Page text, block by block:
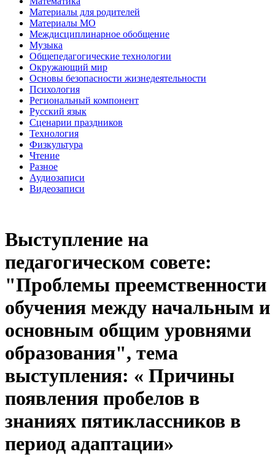
Материалы для родителей
Материалы МО
Междисциплинарное обобщение
Музыка
Общепедагогические технологии
Окружающий мир
Основы безопасности жизнедеятельности
Психология
Региональный компонент
Русский язык
Сценарии праздников
Технология
Физкультура
Чтение
Разное
Аудиозаписи
Видеозаписи
Выступление на
педагогическом совете:
"Проблемы преемственности
обучения между начальным и
основным общим уровнями
образования", тема
выступления: « Причины
появления пробелов в
знаниях пятиклассников в
период адаптации»